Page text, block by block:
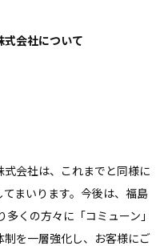
式会社について
会社は、これまでと同様に
てまいります。今後は、福島
くの方々に「コミューン」
を一層強化し、お客様にご